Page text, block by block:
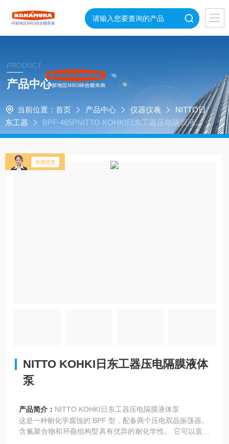
PRODUCT
产品中心
当前位置： 首页 产品中心 仪器仪表
NITTO日
东工器
BPF-465PNITTO KOHKI日东工器压电隔膜液体
泵
NITTO KOHKI日东工器压电隔膜液体
泵
产品简介： NITTO KOHKI日东工器压电隔膜液体泵
这是一种耐化学腐蚀的 BPF 型，配备两个压电双晶振荡器。
含氟聚合物和环蠱组构型具有优异的耐化学性。 它可以直接